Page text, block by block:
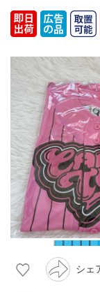
シェ